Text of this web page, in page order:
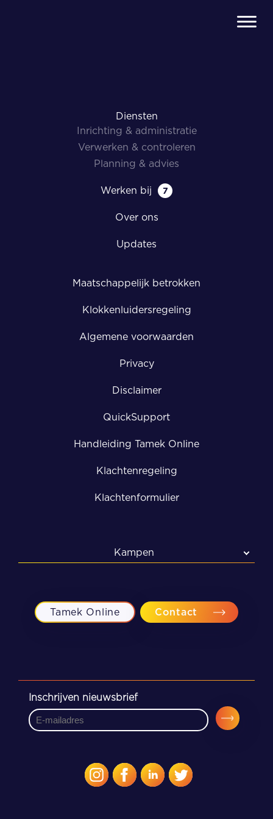
Diensten
Inrichting & administratie
Verwerken & controleren
Planning & advies
Werken bij 7
Over ons
Updates
Maatschappelijk betrokken
Klokkenluidersregeling
Algemene voorwaarden
Privacy
Disclaimer
QuickSupport
Handleiding Tamek Online
Klachtenregeling
Klachtenformulier
Kampen
Meppel
Tamek Online Contact
Inschrijven nieuwsbrief